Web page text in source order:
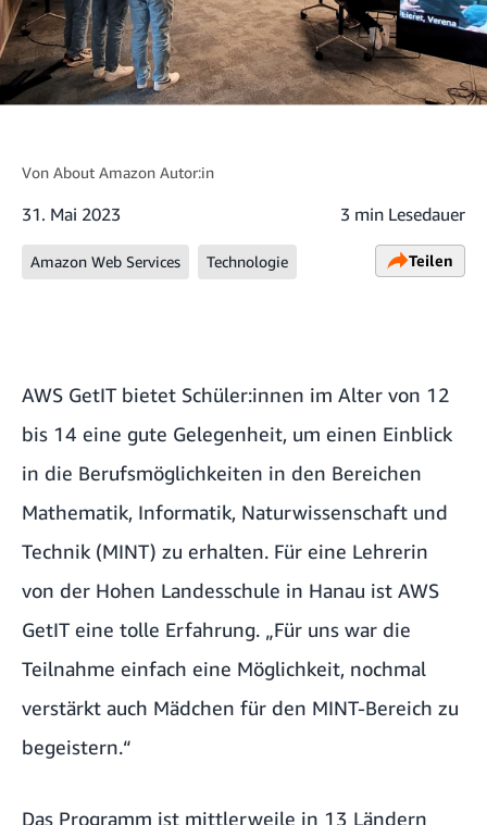
Von About Amazon Autor:in
31. Mai 2023 3 min Lesedauer
Amazon Web Services Technologie Teilen
AWS GetIT bietet Schüler:innen im Alter von 12
bis 14 eine gute Gelegenheit, um einen Einblick
in die Berufsmöglichkeiten in den Bereichen
Mathematik, Informatik, Naturwissenschaft und
Technik (MINT) zu erhalten. Für eine Lehrerin
von der Hohen Landesschule in Hanau ist AWS
GetIT eine tolle Erfahrung. „Für uns war die
Teilnahme einfach eine Möglichkeit, nochmal
verstärkt auch Mädchen für den MINT-Bereich zu
begeistern.“
Das Programm ist mittlerweile in 13 Ländern